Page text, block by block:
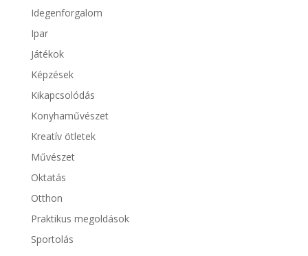
Idegenforgalom
Ipar
Játékok
Képzések
Kikapcsolódás
Konyhaművészet
Kreatív ötletek
Művészet
Oktatás
Otthon
Praktikus megoldások
Sportolás